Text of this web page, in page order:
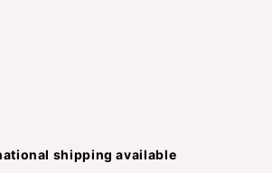
shipping available